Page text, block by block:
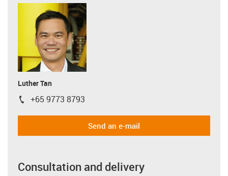
Luther Tan
igus-icon-phone
+65 9773 8793
Send an e-mail
Consultation and delivery